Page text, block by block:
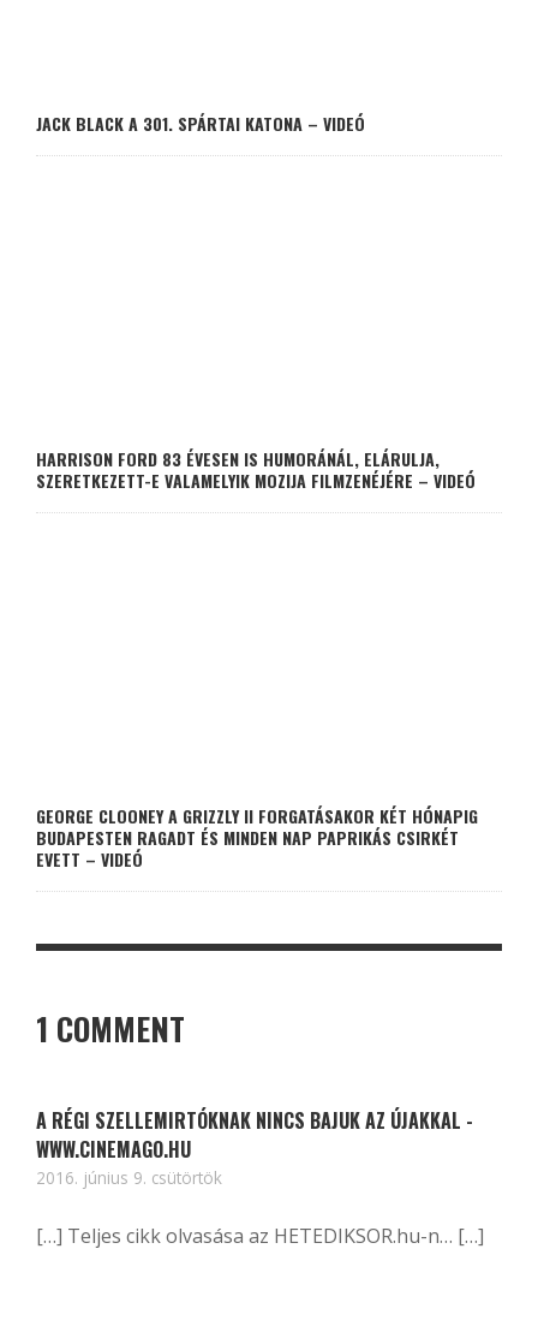
JACK BLACK A 301. SPÁRTAI KATONA – VIDEÓ
HARRISON FORD 83 ÉVESEN IS HUMORÁNÁL, ELÁRULJA,
SZERETKEZETT-E VALAMELYIK MOZIJA FILMZENÉJÉRE – VIDEÓ
GEORGE CLOONEY A GRIZZLY II FORGATÁSAKOR KÉT HÓNAPIG
BUDAPESTEN RAGADT ÉS MINDEN NAP PAPRIKÁS CSIRKÉT
EVETT – VIDEÓ
1 COMMENT
A RÉGI SZELLEMIRTÓKNAK NINCS BAJUK AZ ÚJAKKAL -
WWW.CINEMAGO.HU
2016. június 9. csütörtök
[…] Teljes cikk olvasása az HETEDIKSOR.hu-n… […]